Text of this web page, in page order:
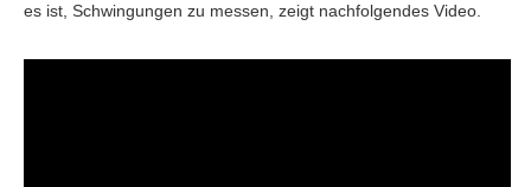
es ist, Schwingungen zu messen, zeigt nachfolgendes Video.